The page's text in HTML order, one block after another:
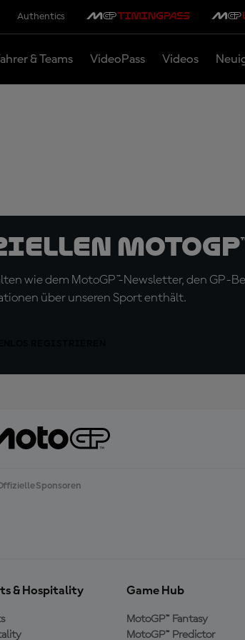
Authentics
& Teams VideoPass Videos
wie dem MotoGP™-Newsletter, den GP-
über unseren Sport enthält.
Sponsoren
& Hospitality Game Hub
MotoGP™ Fantasy
MotoGP™ Predictor